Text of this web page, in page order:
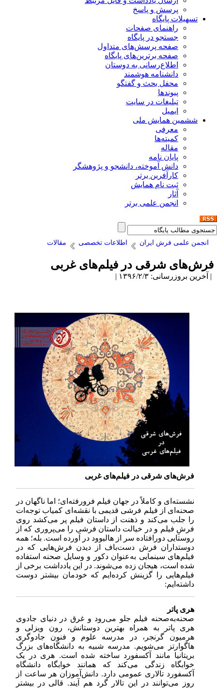
پرسش و پاسخ
تسهیلات پایگاه
راهنمای صفحات
جستجو در پایگاه
صفحه پرسش‌های متداول
صفحه برترین‌های پایگاه
اطلاع‌رسانی به دوستان
دانشنامه هوشمند
محفل بحث و گفتگو
پیوندها
تبلیغات در سایت
ایمیل
ششمین همایش ملی
معرفی
کمیته‌ها
مقاله
پایان نامه
دانش آموخته، دانشجو و پژوهشگر
کارآفرین برتر
ثبت نام همایش
آثار
انجمن علمی برتر
انجمن علمی فرش ایران اطلاعات تخصصی مقالات
شرقی در فیلم‌های غربی
بروزرسانی: ۱۳۹۶/۲/۳ |
فرش‌های شرقی در فیلم‌های غربی
نشسته‌ای و کاملاً در جهان فیلم فرورفته‌ای؛ اما ناگهان در
صحنه‌ای از فیلم فرشی قدیمی با نقشه‌ای کمیاب توجه‌ات
را جلب می‌کند و ذهنت از داستان فیلم پر می‌کشد روی
فرشِ فیلم و در خیالت داستان فرشی را می‌پروری که از
روستایی دورافتاده سر از هالیوود در آورده است. بله؛ همه
دوستداران فرش دست‌باف از دیدن فرش‌هایی که در
فیلم‌های سینمایی به‌عنوان دکور و وسایل صحنه استفاده
شده است، هیجان زده می‌شوند. در این یادداشت برخی از
فیلم‌هایی را گزینش کرده‌ایم که خودمان بیشتر دوست
داشته‌ایم:
هری پاتر
صحنه‌به‌صحنه فیلم جلو می‌رود و غرق در دنیای جادوی
هری پاتر به همراه بهترین دوستانش، رون ویزلی و
هرمیون گرنجر، در مدرسه علوم و فنون جادوگری
هاگوارتز می‌شویم. مدرسه شبیه به دانشگاه‌های بزرگ
بریتانیا مانند آکسفورد ساخته ‌شده است. هری در یک
خوابگاه زندگی می‌کند که همانند خوابگاه دانشگاه
آکسفورد تالاری عمومی دارد. دانش‌آموزان هر ساعت از
روز می‌توانند در این تالار گرد هم ‌آیند. قالی در بیشتر